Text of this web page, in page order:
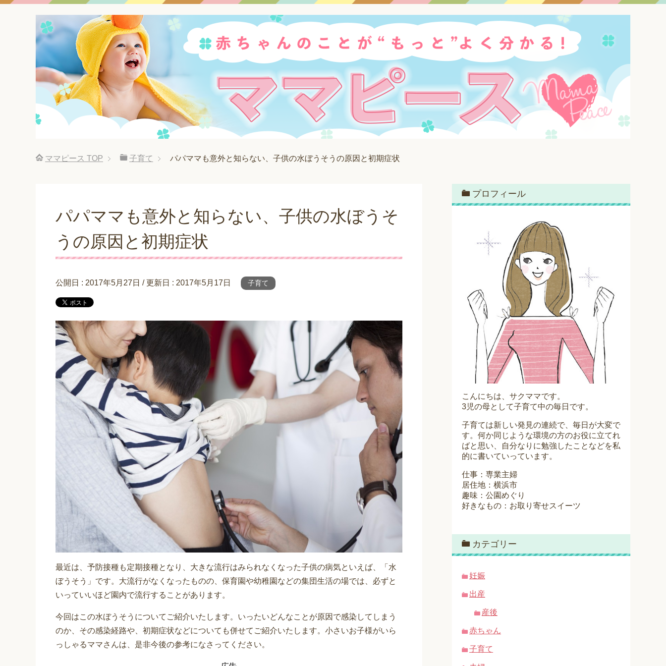
ママピース TOP 子育て パパママも意外と知らない、子供の水ぼうそうの原因と初期症状
パパママも意外と知らない、子供の水ぼうそ
うの原因と初期症状
公開日 : 2017年5月27日 / 更新日 : 2017年5月17日 子育て
最近は、予防接種も定期接種となり、大きな流行はみられなくなった子供の病気といえば、「水
ぼうそう」です。大流行がなくなったものの、保育園や幼稚園などの集団生活の場では、必ずと
いっていいほど園内で流行することがあります。
今回はこの水ぼうそうについてご紹介いたします。いったいどんなことが原因で感染してしまう
のか、その感染経路や、初期症状などについても併せてご紹介いたします。小さいお子様がいら
っしゃるママさんは、是非今後の参考になさってください。
プロフィール
こんにちは、サクママです。
3児の母として子育て中の毎日です。
子育ては新しい発見の連続で、毎日が大変で
す。何か同じような環境の方のお役に立てれ
ばと思い、自分なりに勉強したことなどを私
的に書いていっています。
仕事：専業主婦
居住地：横浜市
趣味：公園めぐり
好きなもの：お取り寄せスイーツ
カテゴリー
妊娠
出産
産後
赤ちゃん
子育て